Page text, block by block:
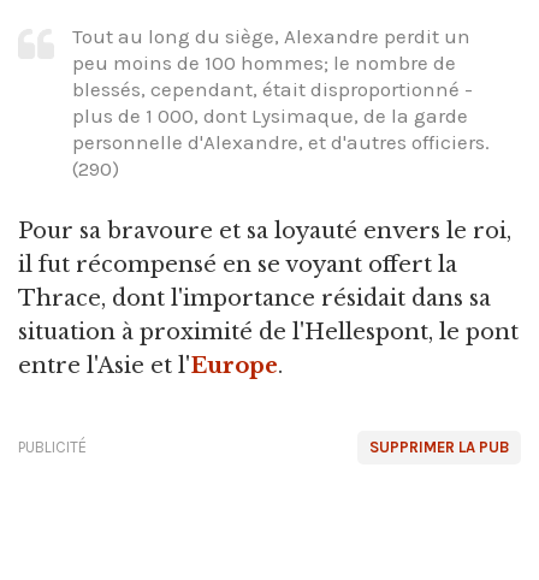
Tout au long du siège, Alexandre perdit un
peu moins de 100 hommes; le nombre de
blessés, cependant, était disproportionné -
plus de 1 000, dont Lysimaque, de la garde
personnelle d'Alexandre, et d'autres officiers.
(290)
Pour sa bravoure et sa loyauté envers le roi,
il fut récompensé en se voyant offert la
Thrace, dont l'importance résidait dans sa
situation à proximité de l'Hellespont, le pont
entre l'Asie et l'Europe.
SUPPRIMER LA PUB
PUBLICITÉ